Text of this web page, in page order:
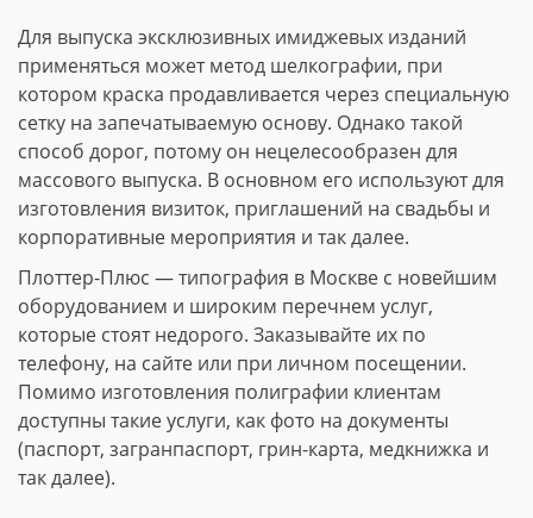
Для выпуска эксклюзивных имиджевых изданий
применяться может метод шелкографии, при
котором краска продавливается через специальную
сетку на запечатываемую основу. Однако такой
способ дорог, потому он нецелесообразен для
массового выпуска. В основном его используют для
изготовления визиток, приглашений на свадьбы и
корпоративные мероприятия и так далее.
Плоттер-Плюс — типография в Москве с новейшим
оборудованием и широким перечнем услуг,
которые стоят недорого. Заказывайте их по
телефону, на сайте или при личном посещении.
Помимо изготовления полиграфии клиентам
доступны такие услуги, как фото на документы
(паспорт, загранпаспорт, грин-карта, медкнижка и
так далее).